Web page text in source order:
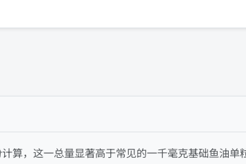
算，这一总量显著高于常见的一千毫克基础鱼油